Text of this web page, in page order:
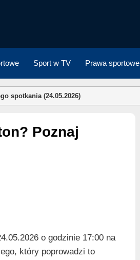
Sport w TV Prawa sportowe
spotkania (24.05.2026)
o godzinie 17:00 na
który poprowadzi to